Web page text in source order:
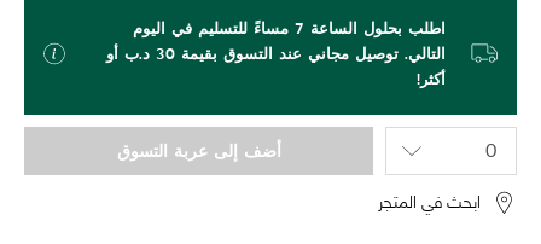
اطلب بحلول الساعة 7 مساءً للتسليم في اليوم
التالي. توصيل مجاني عند التسوق بقيمة 30 د.ب أو
أكثر!
أضف إلى عربة التسوق
ابحث في المتجر